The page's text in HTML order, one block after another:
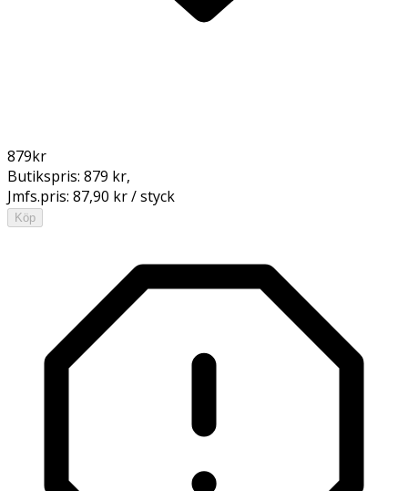
879kr
Butikspris: 879 kr,
Jmfs.pris: 87,90 kr / styck
Köp